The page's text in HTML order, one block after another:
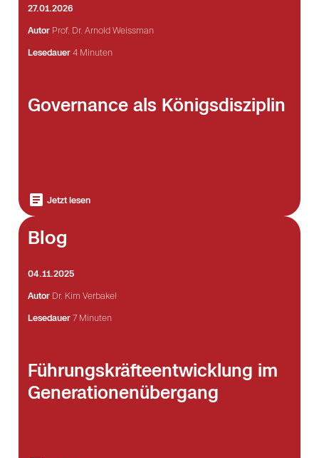
27.01.2026
AutorProf. Dr. Arnold Weissman
Lesedauer4 Minuten
Governance als Königsdisziplin
Jetzt lesen
Blog
04.11.2025
AutorDr. Kim Verbakel
Lesedauer7 Minuten
Führungskräfteentwicklung im
Generationenübergang